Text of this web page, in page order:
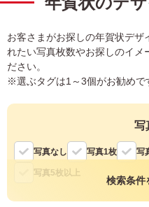
お客さまがお探しの年賀状デザ
れたい写真枚数やお探しのイメ
ださい。
※選ぶタグは1～3個がお勧めで
写
写真なし 写真1枚 写
写真5枚以上
検索条件